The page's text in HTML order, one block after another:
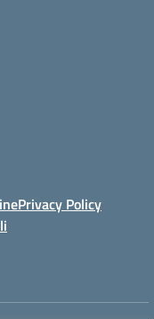
Privacy Policy